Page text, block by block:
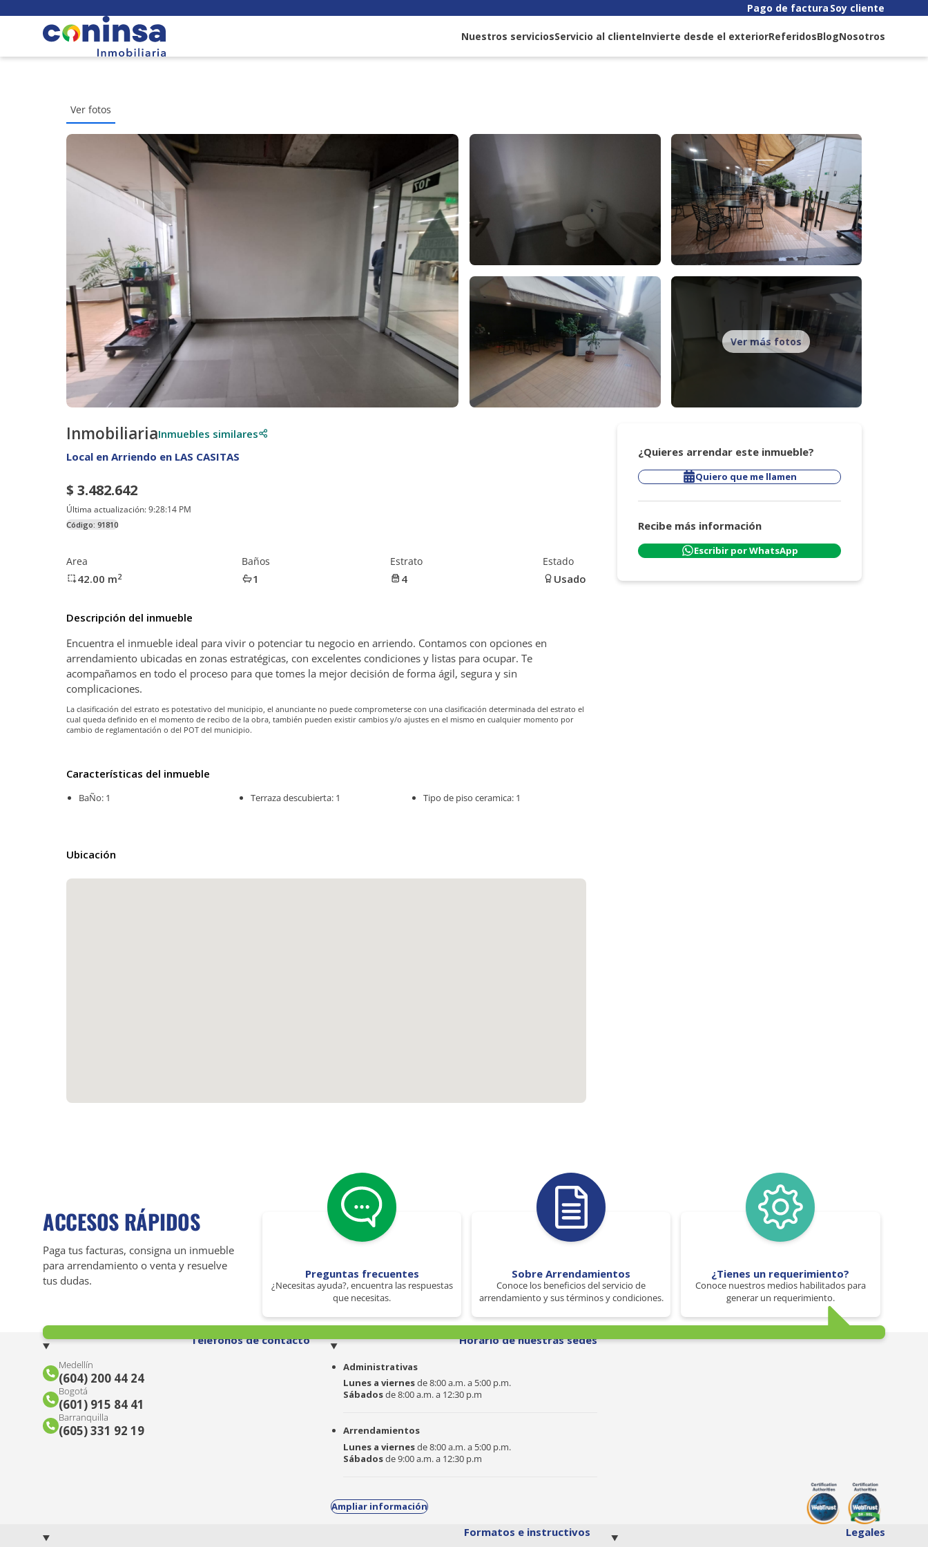
Pago de factura Soy cliente
Nuestros serviciosServicio al clienteInvierte desde el exteriorReferidosBlogNosotros
Ver fotos
Ver más fotos
InmobiliariaInmuebles similares
Local en Arriendo en LAS CASITAS
$ 3.482.642
Última actualización:9:28:14 PM
Código: 91810
Area
42.00 m2
Baños
1
Estrato
4
Estado
Usado
Descripción del inmueble
Encuentra el inmueble ideal para vivir o potenciar tu negocio en arriendo. Contamos con opciones en
arrendamiento ubicadas en zonas estratégicas, con excelentes condiciones y listas para ocupar. Te
acompañamos en todo el proceso para que tomes la mejor decisión de forma ágil, segura y sin
complicaciones.
La clasificación del estrato es potestativo del municipio, el anunciante no puede comprometerse con una clasificación determinada del estrato el
cual queda definido en el momento de recibo de la obra, también pueden existir cambios y/o ajustes en el mismo en cualquier momento por
cambio de reglamentación o del POT del municipio.
Características del inmueble
BaÑo: 1 Terraza descubierta: 1 Tipo de piso ceramica: 1
Ubicación
¿Quieres arrendar este inmueble?
Quiero que me llamen
Recibe más información
Escribir por WhatsApp
ACCESOS RÁPIDOS
Paga tus facturas, consigna un inmueble
para arrendamiento o venta y resuelve
tus dudas.
Preguntas frecuentes
¿Necesitas ayuda?, encuentra las respuestas
que necesitas.
Sobre Arrendamientos
Conoce los beneficios del servicio de
arrendamiento y sus términos y condiciones.
¿Tienes un requerimiento?
Conoce nuestros medios habilitados para
generar un requerimiento.
Teléfonos de contacto
Medellín
(604) 200 44 24
Bogotá
(601) 915 84 41
Barranquilla
(605) 331 92 19
Horario de nuestras sedes
Administrativas
Lunes a viernesde 8:00 a.m. a 5:00 p.m.
Sábadosde 8:00 a.m. a 12:30 p.m
Arrendamientos
Lunes a viernesde 8:00 a.m. a 5:00 p.m.
Sábadosde 9:00 a.m. a 12:30 p.m
Ampliar información
Formatos e instructivos Legales